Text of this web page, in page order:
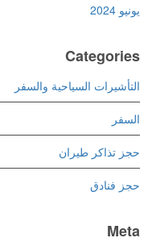
يونيو 2024
Categories
التأشيرات السياحية والسفر
السفر
حجز تذاكر طيران
حجز فنادق
Meta